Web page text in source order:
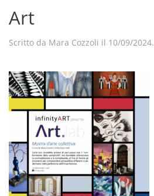
Art
Scritto da Mara Cozzoli il 10/09/2024.